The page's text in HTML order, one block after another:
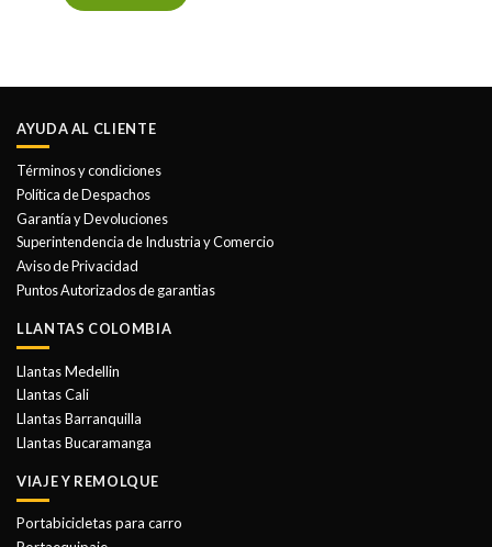
múltiples
Las
pueden
elegir
en
la
página
de
AYUDA AL CLIENTE
Términos y condiciones
Política de Despachos
Garantía y Devoluciones
Superintendencia de Industria y Comercio
Aviso de Privacidad
Puntos Autorizados de garantias
LLANTAS COLOMBIA
Llantas Medellin
Llantas Cali
Llantas Barranquilla
Llantas Bucaramanga
VIAJE Y REMOLQUE
Portabicicletas para carro